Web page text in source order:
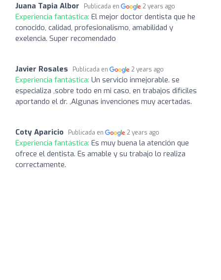
Juana Tapia Albor Publicada en 2 years ago
Experiencia fantástica: El mejor doctor dentista que he
conocido, calidad, profesionalismo, amabilidad y
exelencia. Super recomendado
Javier Rosales Publicada en 2 years ago
Experiencia fantástica: Un servicio inmejorable. se
especializa ,sobre todo en mi caso, en trabajos difíciles
aportando el dr. ,Algunas invenciones muy acertadas.
Coty Aparicio Publicada en 2 years ago
Experiencia fantástica: Es muy buena la atención que
ofrece el dentista. Es amable y su trabajo lo realiza
correctamente.